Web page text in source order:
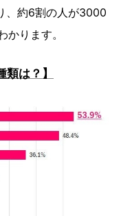
、約6割の人が3000
ります。
は？】